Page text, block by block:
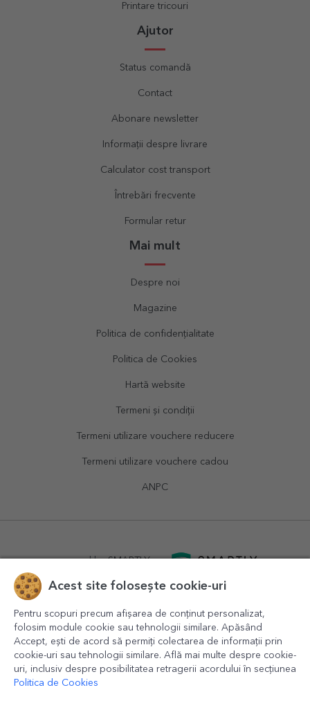
Printare tricouri
Ajutor
Status comandă
Contact
Abonare newsletter
Informații despre livrare
Calculator cost transport
Întrebări frecvente
Formular retur
Mai mult
Despre noi
Magazine
Politica de confidențialitate
Politica de Cookies
Hartă website
Termeni și condiții
Termeni utilizare vouchere reducere
Termeni utilizare vouchere cadou
ANPC
powered bySMARTLY.ro
Acest site folosește cookie-uri
Pentru scopuri precum afișarea de conținut personalizat,
folosim module cookie sau tehnologii similare. Apăsând
Accept, ești de acord să permiți colectarea de informații prin
cookie-uri sau tehnologii similare. Află mai multe despre cookie-
uri, inclusiv despre posibilitatea retragerii acordului în secțiunea
Politica de Cookies